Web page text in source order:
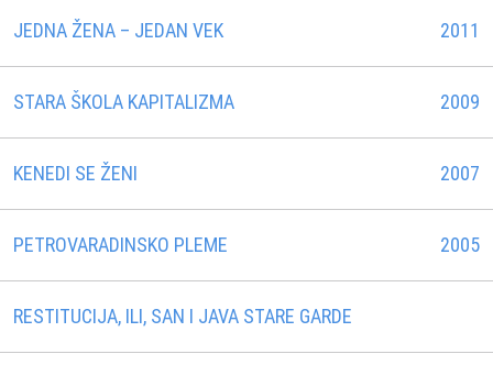
JEDNA ŽENA – JEDAN VEK 2011
STARA ŠKOLA KAPITALIZMA 2009
KENEDI SE ŽENI 2007
PETROVARADINSKO PLEME 2005
RESTITUCIJA, ILI, SAN I JAVA STARE GARDE